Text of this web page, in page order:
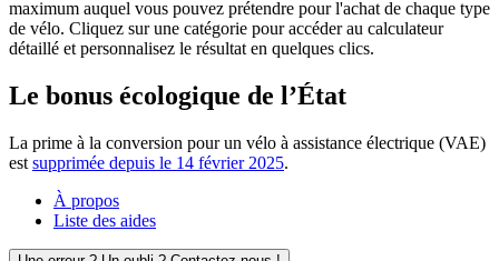
maximum auquel vous pouvez prétendre pour l'achat de chaque type
de vélo. Cliquez sur une catégorie pour accéder au calculateur
détaillé et personnalisez le résultat en quelques clics.
Le bonus écologique de l’État
La prime à la conversion pour un vélo à assistance électrique (VAE)
est supprimée depuis le 14 février 2025.
À propos
Liste des aides